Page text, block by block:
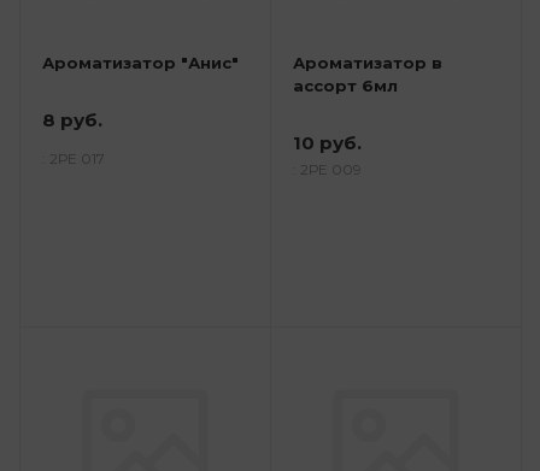
Ароматизатор "Анис"
8 руб.
: 2РЕ 017
Ароматизатор в
ассорт 6мл
10 руб.
: 2РЕ 009